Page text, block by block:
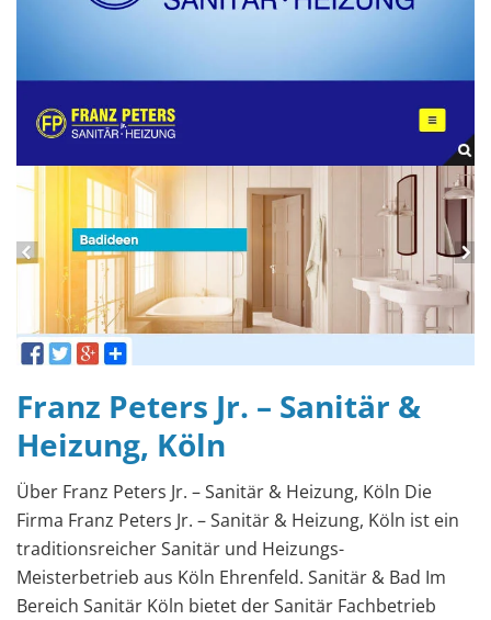
Franz Peters Jr. – Sanitär &
Heizung, Köln
Über Franz Peters Jr. – Sanitär & Heizung, Köln Die
Firma Franz Peters Jr. – Sanitär & Heizung, Köln ist ein
traditionsreicher Sanitär und Heizungs-
Meisterbetrieb aus Köln Ehrenfeld. Sanitär & Bad Im
Bereich Sanitär Köln bietet der Sanitär Fachbetrieb